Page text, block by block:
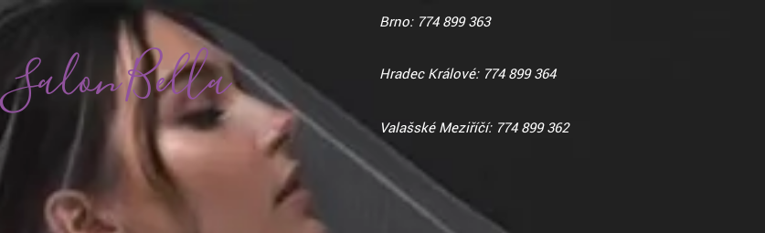
Salon Bella
Brno: 774 899 363
Hradec Králové: 774 899 364
Valašské Meziříčí: 774 899 362